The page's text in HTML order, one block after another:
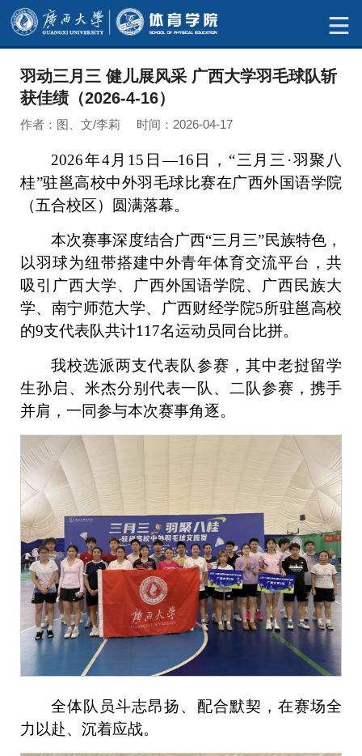
羽动三月三 健儿展风采 广西大学羽毛球队斩
获佳绩（2026-4-16）
作者：图、文/李莉 时间：2026-04-17
2026年4月15日—16日，“三月三·羽聚八
桂”驻邕高校中外羽毛球比赛在广西外国语学院
（五合校区）圆满落幕。
本次赛事深度结合广西“三月三”民族特色，
以羽球为纽带搭建中外青年体育交流平台，共
吸引广西大学、广西外国语学院、广西民族大
学、南宁师范大学、广西财经学院5所驻邕高校
的9支代表队共计117名运动员同台比拼。
我校选派两支代表队参赛，其中老挝留学
生孙启、米杰分别代表一队、二队参赛，携手
并肩，一同参与本次赛事角逐。
全体队员斗志昂扬、配合默契，在赛场全
力以赴、沉着应战。